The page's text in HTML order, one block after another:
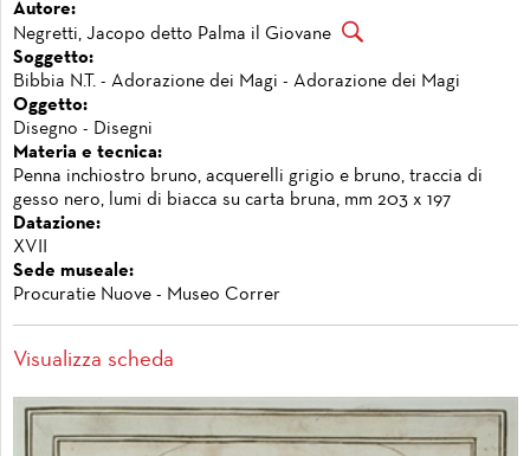
Autore:
Negretti, Jacopo detto Palma il Giovane
Soggetto:
Bibbia N.T. - Adorazione dei Magi - Adorazione dei Magi
Oggetto:
Disegno - Disegni
Materia e tecnica:
Penna inchiostro bruno, acquerelli grigio e bruno, traccia di
gesso nero, lumi di biacca su carta bruna, mm 203 x 197
Datazione:
XVII
Sede museale:
Procuratie Nuove - Museo Correr
Visualizza scheda